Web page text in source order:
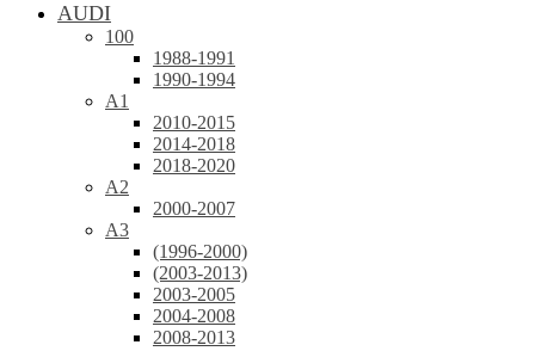
AUDI
100
1988-1991
1990-1994
A1
2010-2015
2014-2018
2018-2020
A2
2000-2007
A3
(1996-2000)
(2003-2013)
2003-2005
2004-2008
2008-2013